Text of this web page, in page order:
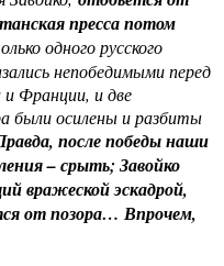
пресса потом
одного русского
непобедимыми перед
и Франции, и две
были осилены и разбиты
после победы наши
– срыть; Завойко
вражеской эскадрой,
от позора… Впрочем,